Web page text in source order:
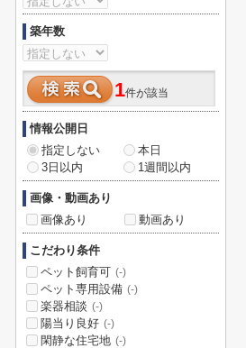
築年数
1件が該当
情報公開日
指定しない
本日
3日以内
1週間以内
画像・動画あり
画像あり
動画あり
こだわり条件
ペット飼育可 (-)
ペット専用設備 (-)
楽器相談 (-)
陽当り良好 (-)
閑静な住宅地 (-)